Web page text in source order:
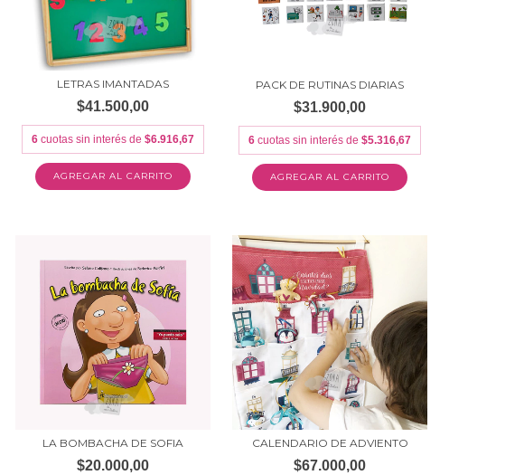
LETRAS IMANTADAS
$41.500,00
6 cuotas sin interés de$6.916,67
PACK DE RUTINAS DIARIAS
$31.900,00
6 cuotas sin interés de$5.316,67
AGREGAR AL CARRITO
LA BOMBACHA DE SOFIA
$20.000,00
CALENDARIO DE ADVIENTO
$67.000,00